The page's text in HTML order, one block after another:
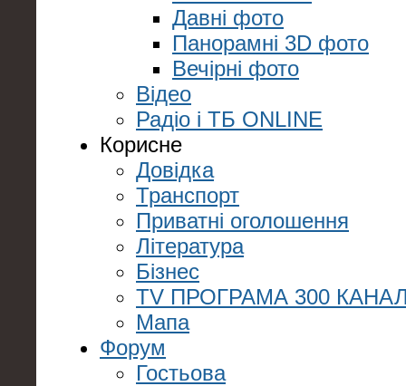
Давні фото
Панорамні 3D фото
Вечірні фото
Відео
Радіо і ТБ ONLINE
Корисне
Довідка
Транспорт
Приватні оголошення
Література
Бізнес
TV ПРОГРАМА 300
Мапа
Форум
Гостьова